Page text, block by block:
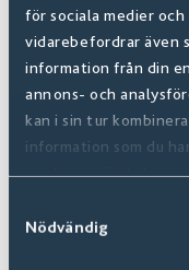
för sociala medier
vidarebefordrar även
information från din
annons- och
kan i sin tur
information som du
samlat in när du har
Nödvändig
FAQ | Vanliga